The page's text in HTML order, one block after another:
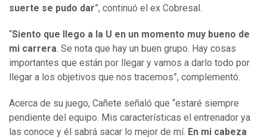
suerte se pudo dar”, continuó el ex Cobresal.
“Siento que llego a la U en un momento muy bueno de
mi carrera . Se nota que hay un buen grupo. Hay cosas
importantes que están por llegar y vamos a darlo todo por
llegar a los objetivos que nos tracemos”, complementó.
Acerca de su juego, Cañete señaló que “estaré siempre
pendiente del equipo. Mis características el entrenador ya
las conoce y él sabrá sacar lo mejor de mí. En mi cabeza